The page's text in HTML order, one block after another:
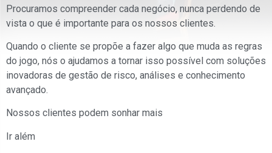
Procuramos compreender cada negócio, nunca perdendo de
vista o que é importante para os nossos clientes.
Quando o cliente se propõe a fazer algo que muda as regras
do jogo, nós o ajudamos a tornar isso possível com soluções
inovadoras de gestão de risco, análises e conhecimento
avançado.
Nossos clientes podem sonhar mais
Ir além